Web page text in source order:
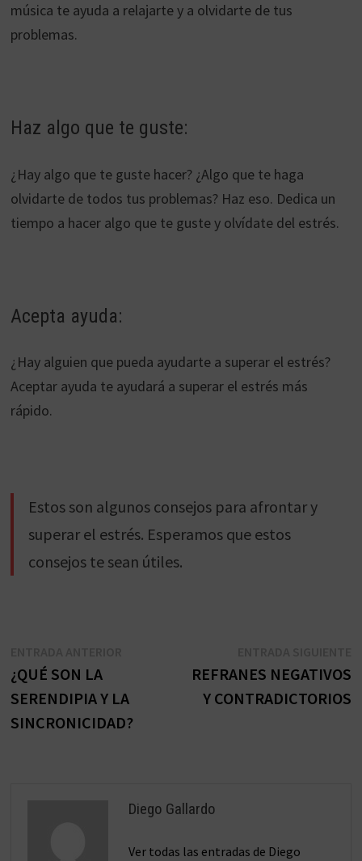
música te ayuda a relajarte y a olvidarte de tus
problemas.
Haz algo que te guste:
¿Hay algo que te guste hacer? ¿Algo que te haga
olvidarte de todos tus problemas? Haz eso. Dedica un
tiempo a hacer algo que te guste y olvídate del estrés.
Acepta ayuda:
¿Hay alguien que pueda ayudarte a superar el estrés?
Aceptar ayuda te ayudará a superar el estrés más
rápido.
Estos son algunos consejos para afrontar y
superar el estrés. Esperamos que estos
consejos te sean útiles.
de
entradas
¿QUÉ SON LA
SERENDIPIA Y LA
SINCRONICIDAD?
REFRANES NEGATIVOS
Y CONTRADICTORIOS
Diego Gallardo
Ver todas las entradas de Diego